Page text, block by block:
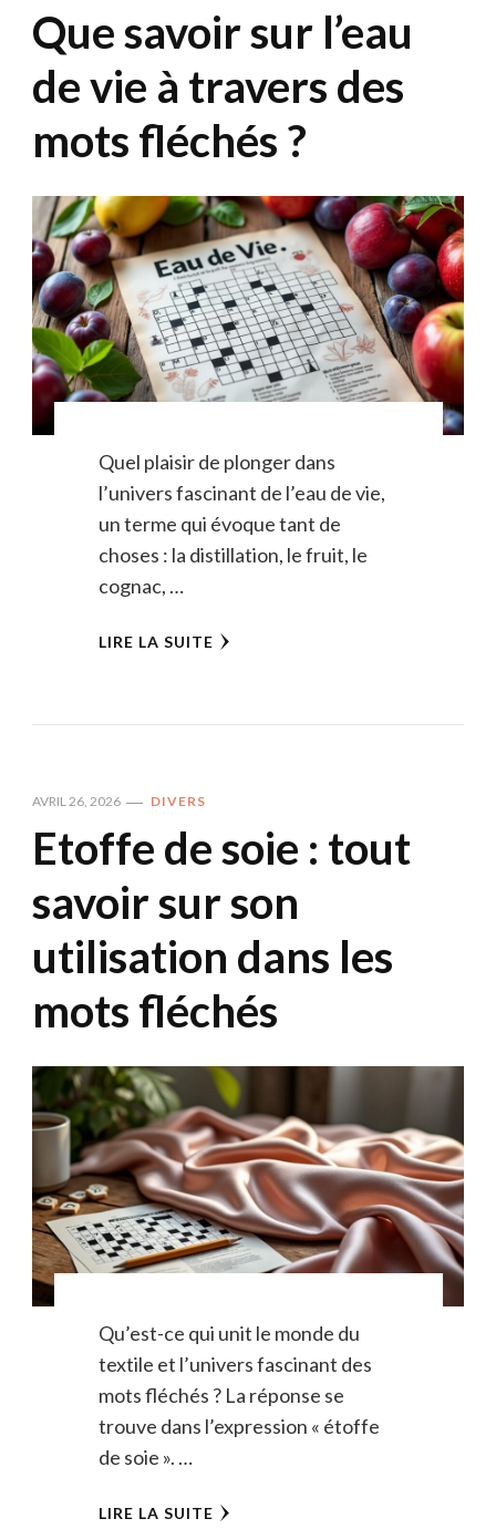
Que savoir sur l’eau
de vie à travers des
mots fléchés ?
Quel plaisir de plonger dans
l’univers fascinant de l’eau de vie,
un terme qui évoque tant de
choses : la distillation, le fruit, le
cognac, …
LIRE LA SUITE
AVRIL 26, 2026 DIVERS
Etoffe de soie : tout
savoir sur son
utilisation dans les
mots fléchés
Qu’est-ce qui unit le monde du
textile et l’univers fascinant des
mots fléchés ? La réponse se
trouve dans l’expression « étoffe
de soie ». …
LIRE LA SUITE